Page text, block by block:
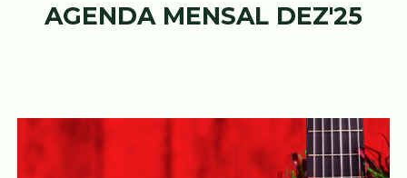
AGENDA MENSAL DEZ'25